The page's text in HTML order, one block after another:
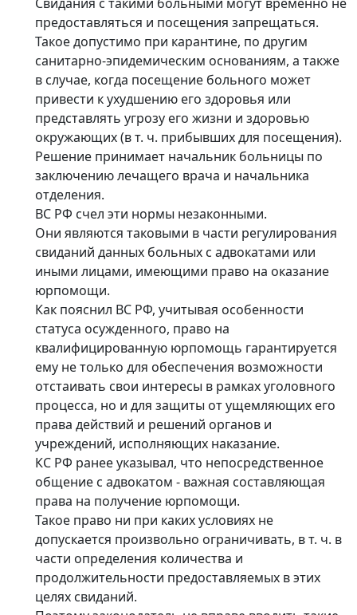
предоставляться и посещения запрещаться.
Такое допустимо при карантине, по другим
санитарно-эпидемическим основаниям, а также
в случае, когда посещение больного может
привести к ухудшению его здоровья или
представлять угрозу его жизни и здоровью
окружающих (в т. ч. прибывших для посещения).
Решение принимает начальник больницы по
заключению лечащего врача и начальника
отделения.
ВС РФ счел эти нормы незаконными.
Они являются таковыми в части регулирования
свиданий данных больных с адвокатами или
иными лицами, имеющими право на оказание
юрпомощи.
Как пояснил ВС РФ, учитывая особенности
статуса осужденного, право на
квалифицированную юрпомощь гарантируется
ему не только для обеспечения возможности
отстаивать свои интересы в рамках уголовного
процесса, но и для защиты от ущемляющих его
права действий и решений органов и
учреждений, исполняющих наказание.
КС РФ ранее указывал, что непосредственное
общение с адвокатом - важная составляющая
права на получение юрпомощи.
Такое право ни при каких условиях не
допускается произвольно ограничивать, в т. ч. в
части определения количества и
продолжительности предоставляемых в этих
целях свиданий.